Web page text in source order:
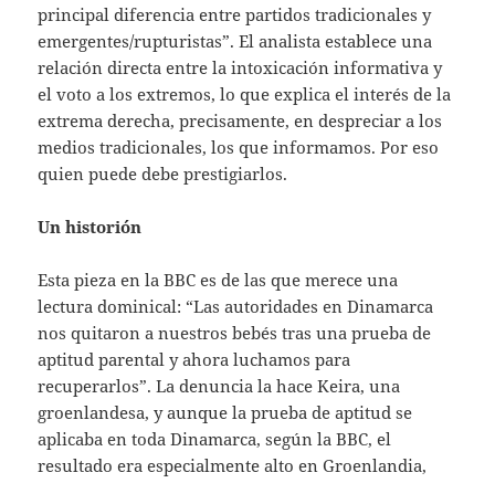
principal diferencia entre partidos tradicionales y
emergentes/rupturistas”. El analista establece una
relación directa entre la intoxicación informativa y
el voto a los extremos, lo que explica el interés de la
extrema derecha, precisamente, en despreciar a los
medios tradicionales, los que informamos. Por eso
quien puede debe prestigiarlos.
Un historión
Esta pieza en la BBC es de las que merece una
lectura dominical: “Las autoridades en Dinamarca
nos quitaron a nuestros bebés tras una prueba de
aptitud parental y ahora luchamos para
recuperarlos”. La denuncia la hace Keira, una
groenlandesa, y aunque la prueba de aptitud se
aplicaba en toda Dinamarca, según la BBC, el
resultado era especialmente alto en Groenlandia,